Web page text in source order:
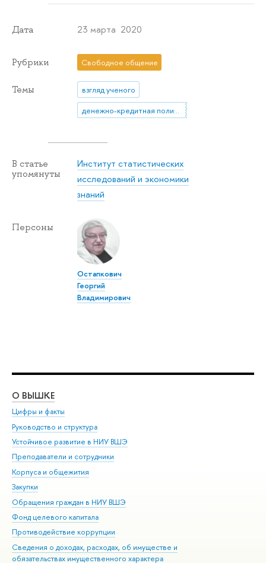
Дата 23 марта 2020
Рубрики Свободное общение
Темы
взгляд ученого
В статье
упомянуты
Институт статистических
исследований и экономики
знаний
Персоны
Остапкович
Георгий
Владимирович
О ВЫШКЕ
Цифры и факты
Руководство и структура
Устойчивое развитие в НИУ ВШЭ
Преподаватели и сотрудники
Корпуса и общежития
Закупки
Обращения граждан в НИУ ВШЭ
Фонд целевого капитала
Противодействие коррупции
Сведения о доходах, расходах, об имуществе и
обязательствах имущественного характера